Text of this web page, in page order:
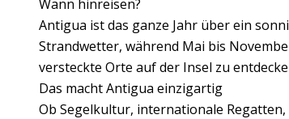
Wann hinreisen?
Antigua ist das ganze Jahr über ein
Strandwetter, während Mai bis
versteckte Orte auf der Insel zu
Das macht Antigua einzigartig
Ob Segelkultur, internationale